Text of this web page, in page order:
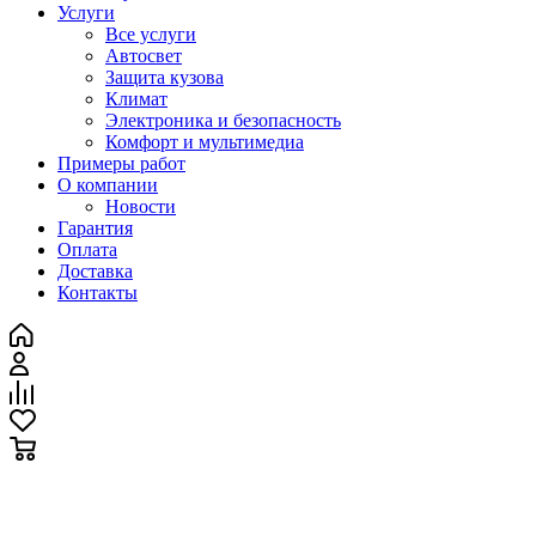
Услуги
Все услуги
Автосвет
Защита кузова
Климат
Электроника и безопасность
Комфорт и мультимедиа
Примеры работ
О компании
Новости
Гарантия
Оплата
Доставка
Контакты